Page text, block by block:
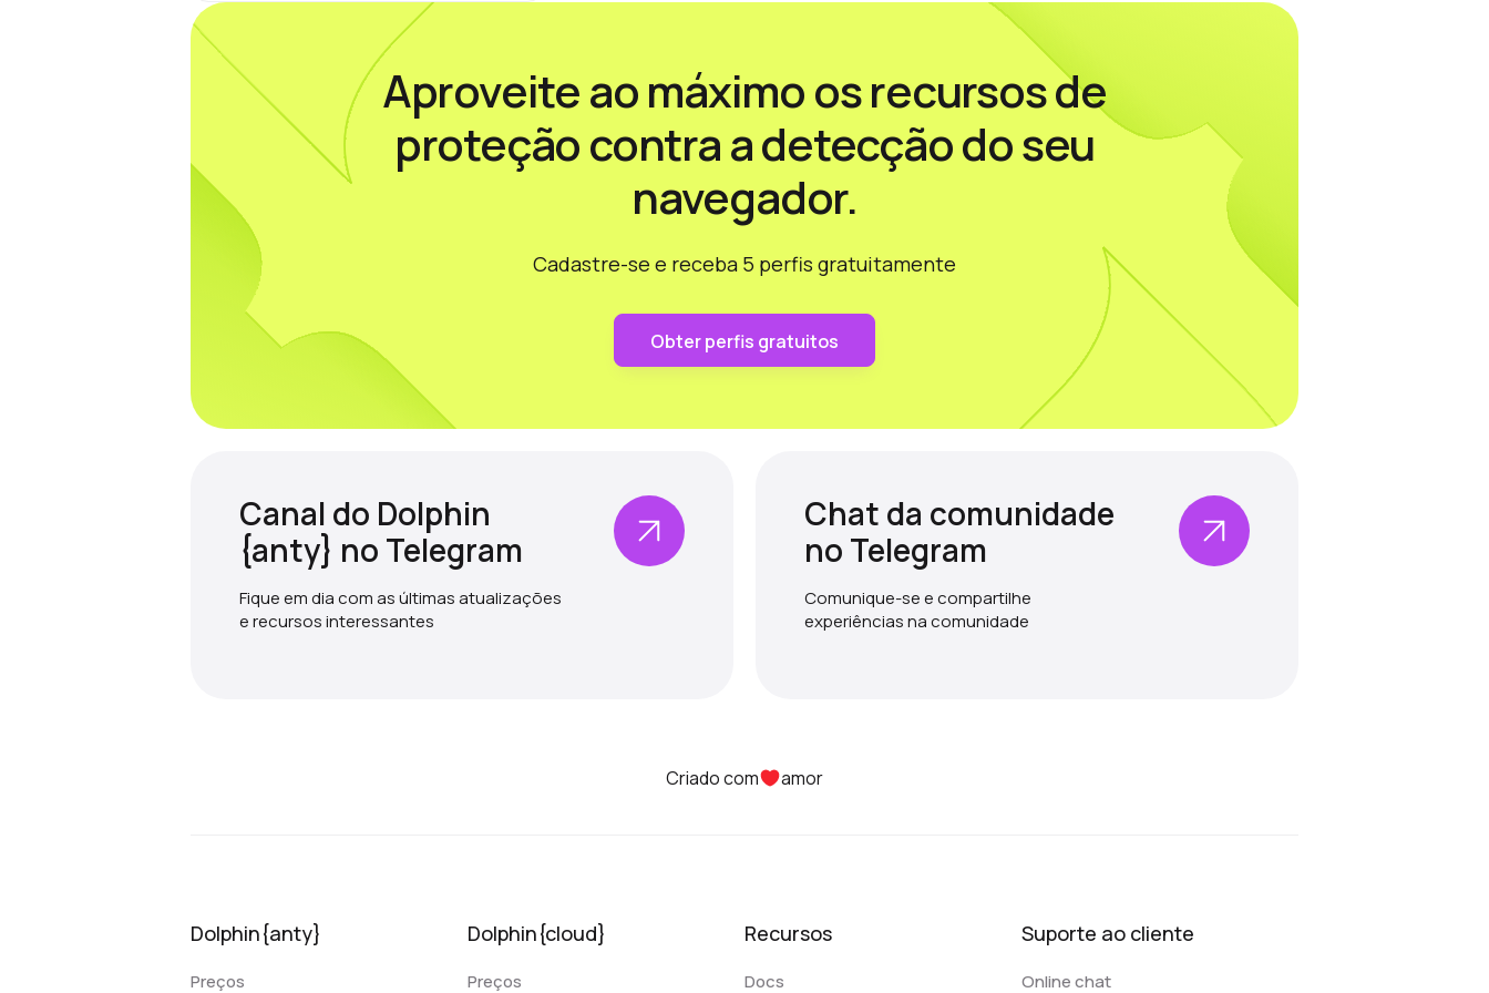
colagem, maior a eficiência. É por isso
que 🛠 a…
Aproveite ao máximo os recursos de
proteção contra a detecção do seu
navegador.
Cadastre-se e receba 5 perfis gratuitamente
Obter perfis gratuitos
Canal do Dolphin
{anty} no Telegram
Fique em dia com as últimas atualizações
e recursos interessantes
Chat da comunidade
no Telegram
Comunique-se e compartilhe
experiências na comunidade
Criado com amor
Dolphin{anty}
Preços
Dolphin{cloud}
Preços
Recursos
Docs
Suporte ao cliente
Online chat